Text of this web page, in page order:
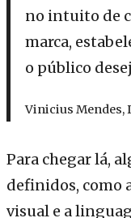
no intuito de
marca,
o público
Vinicius Mendes,
Para chegar lá,
definidos, como
visual e a